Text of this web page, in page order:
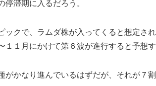
停滞期に入るだろう。
ックで、ラムダ株が入ってくると想定さ
１１月にかけて第６波が進行すると予想す
がかなり進んでいるはずだが、それが７